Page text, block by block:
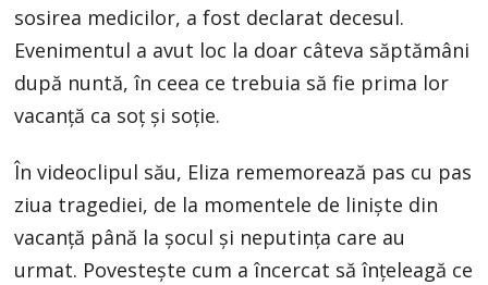
sosirea medicilor, a fost declarat decesul.
Evenimentul a avut loc la doar câteva săptămâni
după nuntă, în ceea ce trebuia să fie prima lor
vacanță ca soț și soție.
În videoclipul său, Eliza rememorează pas cu pas
ziua tragediei, de la momentele de liniște din
vacanță până la șocul și neputința care au
urmat. Povestește cum a încercat să înțeleagă ce